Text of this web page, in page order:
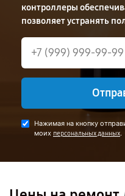
контроллеры
позволяет устранять
Нажимая на кнопку
моих персональных данных.